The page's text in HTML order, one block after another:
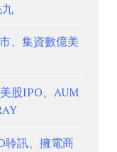
、集資數億美
股IPO、AUM
聆訊、擁電商